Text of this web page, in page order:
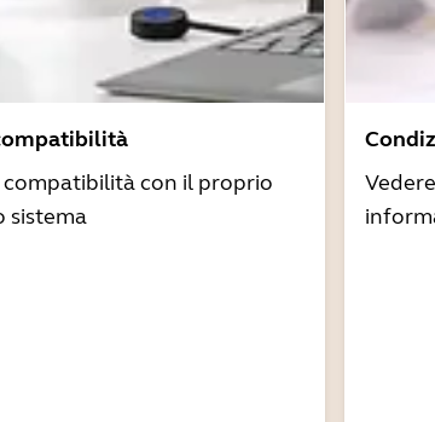
compatibilità con il proprio
sistema